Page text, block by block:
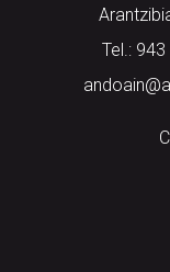
Tel.: